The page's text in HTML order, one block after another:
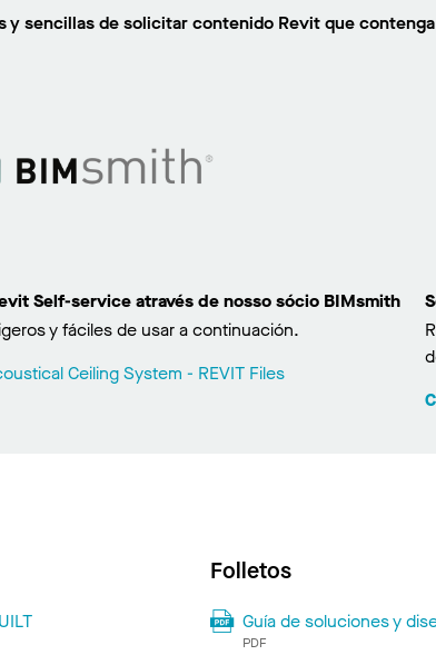
y sencillas de solicitar contenido Revit que
Self-service através de nosso sócio BIMsmith
y fáciles de usar a continuación.
Ceiling System - REVIT Files
Folletos
Guía de soluciones y
PDF